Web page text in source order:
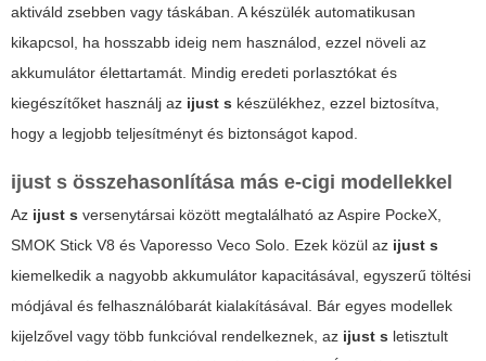
aktiváld zsebben vagy táskában. A készülék automatikusan
kikapcsol, ha hosszabb ideig nem használod, ezzel növeli az
akkumulátor élettartamát. Mindig eredeti porlasztókat és
kiegészítőket használj az ijust s készülékhez, ezzel biztosítva,
hogy a legjobb teljesítményt és biztonságot kapod.
ijust s összehasonlítása más e-cigi modellekkel
Az ijust s versenytársai között megtalálható az Aspire PockeX,
SMOK Stick V8 és Vaporesso Veco Solo. Ezek közül az ijust s
kiemelkedik a nagyobb akkumulátor kapacitásával, egyszerű töltési
módjával és felhasználóbarát kialakításával. Bár egyes modellek
kijelzővel vagy több funkcióval rendelkeznek, az ijust s letisztult